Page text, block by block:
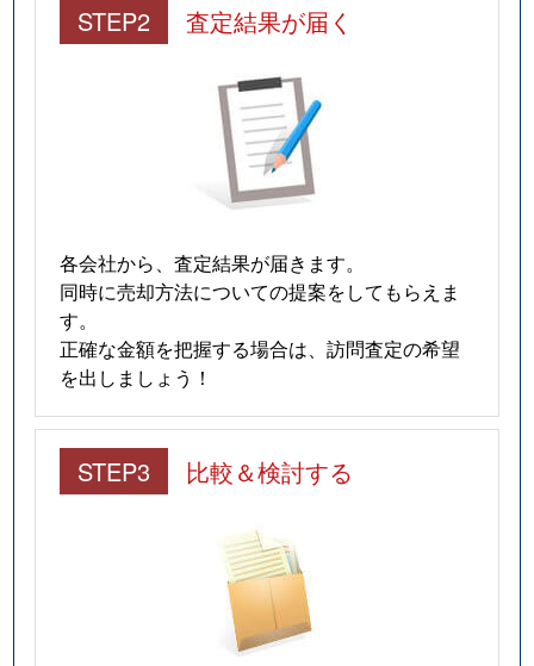
STEP2 査定結果が届く
各会社から、査定結果が届きます。
同時に売却方法についての提案をしてもらえま
す。
正確な金額を把握する場合は、訪問査定の希望
を出しましょう！
STEP3 比較＆検討する